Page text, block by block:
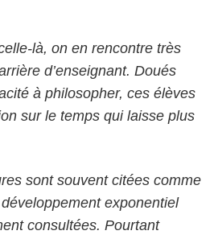
là, on en rencontre très
d’enseignant. Doués
à philosopher, ces élèves
sur le temps qui laisse plus
sont souvent citées comme
exponentiel
consultées. Pourtant